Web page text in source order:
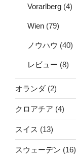
Vorarlberg (4)
Wien (79)
ノウハウ (40)
レビュー (8)
オランダ (2)
クロアチア (4)
スイス (13)
スウェーデン (16)